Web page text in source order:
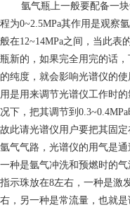
氩气瓶上一般要配备一
程为0~2.5MPa其作用是观察
般在12~14MPa之间，当此表
瓶新的，如果完全用完的话
的纯度，就会影响光谱仪的
用是用来调节光谱仪工作时
况下，把其调节到
故此请光谱仪用户要把其固
氩气气路，光谱仪的用气是
一种是氩气冲洗和预燃时的
指示珠放在8左右，一种是激
右，另一种是常流量，也就